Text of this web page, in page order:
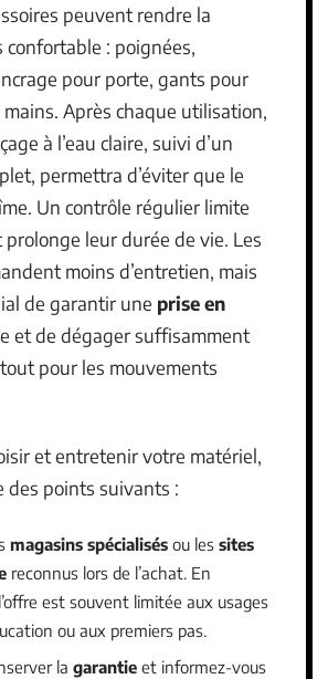
peuvent rendre la
: poignées,
pour porte, gants pour
Après chaque utilisation,
à l’eau claire, suivi d’un
permettra d’éviter que le
Un contrôle régulier limite
prolonge leur durée de vie. Les
moins d’entretien, mais
de garantir une prise en
et de dégager suffisamment
pour les mouvements
et entretenir votre matériel,
des points suivants :
magasins spécialisés ou les sites
reconnus lors de l’achat. En
est souvent limitée aux usages
ou aux premiers pas.
la garantie et informez-vous